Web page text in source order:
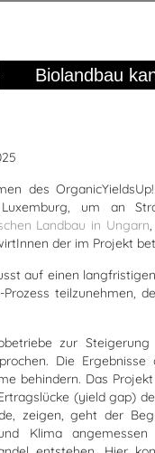
Biolandbau
des
Luxemburg, um an
Landbau in Ungarn
der im Projekt
auf einen
zur
Die
behindern. Das
(yield gap)
zeigen, geht der
Klima